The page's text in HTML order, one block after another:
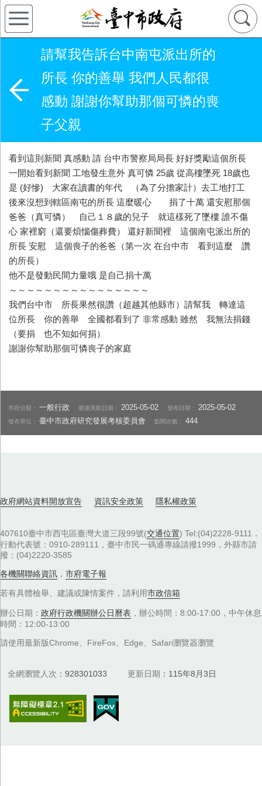
請幫我告訴台中南屯派出所的
所長 你的善舉 我們人民都很
感動 謝謝你幫助那個可憐的喪
子父親
看到這則新聞 真感動 請 台中市警察局局長 好好獎勵這個所長
一開始看到新聞 工地發生意外 真可憐 25歲 從高樓墜死 18歲也
是 (好慘) 大家在讀書的年代 （為了分擔家計）去工地打工
後來沒想到轄區南屯的所長 這麼暖心 捐了十萬 還安慰那個
爸爸（真可憐） 自己１８歲的兒子 就這樣死了墜樓 誰不傷
心 家裡窮（還要煩惱傷葬費） 還好新聞裡 這個南屯派出所的
所長 安慰 這個喪子的爸爸（第一次 在台中市 看到這麼 讚
的所長）
他不是發動民間力量哦 是自己捐十萬
～～～～～～～～～～～～～～～～
我們台中市 所長果然很讚（超越其他縣市）請幫我 轉達這
位所長 你的善舉 全國都看到了 非常感動 雖然 我無法捐錢
（要捐 也不知如何捐）
謝謝你幫助那個可憐喪子的家庭
市府分類：一般行政 最後異動日期： 2025-05-02 發布日期： 2025-05-02
發布單位：臺中市政府研究發展考核委員會 點閱次數：444
政府網站資料開放宣告 資訊安全政策 隱私權政策
407610臺中市西屯區臺灣大道三段99號(交通位置) Tel:(04)2228-9111．
行動代表號：0910-289111，臺中市民一碼通專線請撥1999，外縣市請
撥：(04)2220-3585
各機關聯絡資訊 ， 市府電子報
若有具體檢舉、建議或陳情案件，請利用市政信箱
辦公日期： 政府行政機關辦公日曆表 ，辦公時間：8:00-17:00，中午休息
時間：12:00-13:00
請使用最新版Chrome、FireFox、Edge、Safari瀏覽器瀏覽
全網瀏覽人次 928301033 更新日期 115年8月3日